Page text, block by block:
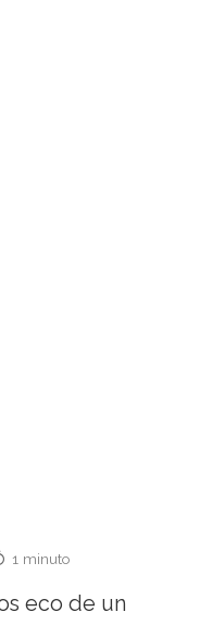
1 minuto
eco de un